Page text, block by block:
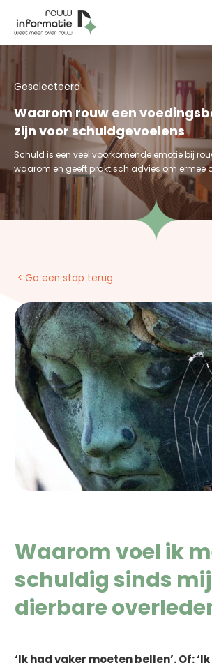
Geselecteerd
Waarom rouw een
zijn voor schuldgevoelens
Schuld is een veel voorkomende emotie bij
waarom en geeft praktisch advies om ermee
< Ga een stap terug
Waarom voel ik
schuldig sinds
dierbare
‘Ik had vaker moeten bellen’. Of: